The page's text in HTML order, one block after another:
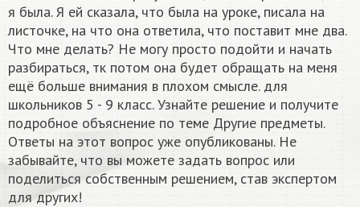
я была. Я ей сказала, что была на уроке, писала на
листочке, на что она ответила, что поставит мне два.
Что мне делать? Не могу просто подойти и начать
разбираться, тк потом она будет обращать на меня
ещё больше внимания в плохом смысле. для
школьников 5 - 9 класс. Узнайте решение и получите
подробное объяснение по теме Другие предметы.
Ответы на этот вопрос уже опубликованы. Не
забывайте, что вы можете задать вопрос или
поделиться собственным решением, став экспертом
для других!